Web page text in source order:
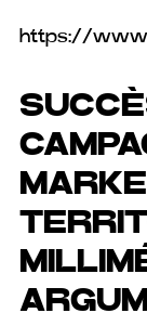
https://